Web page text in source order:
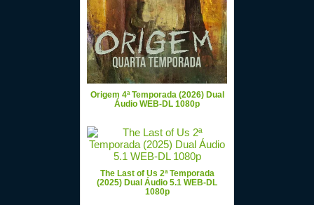
Origem 4ª Temporada (2026) Dual
Áudio WEB-DL 1080p
The Last of Us 2ª Temporada
(2025) Dual Áudio 5.1 WEB-DL
1080p